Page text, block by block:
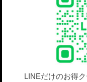
LINEだけのお得